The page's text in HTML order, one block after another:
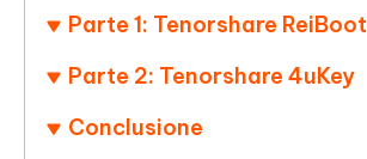
Parte 1: Tenorshare ReiBoot
Parte 2: Tenorshare 4uKey
Conclusione